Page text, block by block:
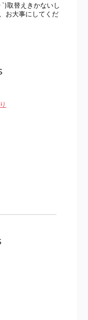
取替えきかないし
お大事にしてくだ